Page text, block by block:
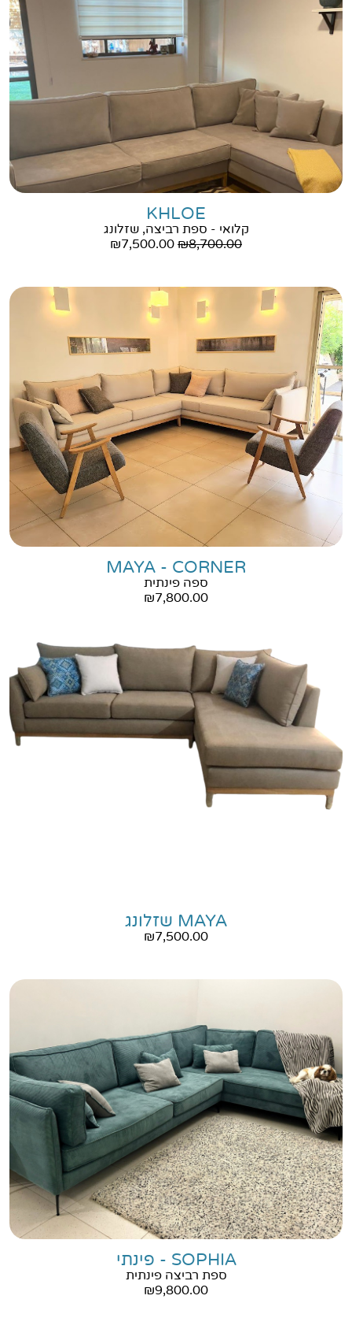
KHLOE
קלואי - ספת רביצה, שזלונג
₪8,700.00
₪7,500.00
MAYA - CORNER
ספה פינתית
₪7,800.00
MAYA שזלונג
₪7,500.00
SOPHIA - פינתי
ספת רביצה פינתית
₪9,800.00